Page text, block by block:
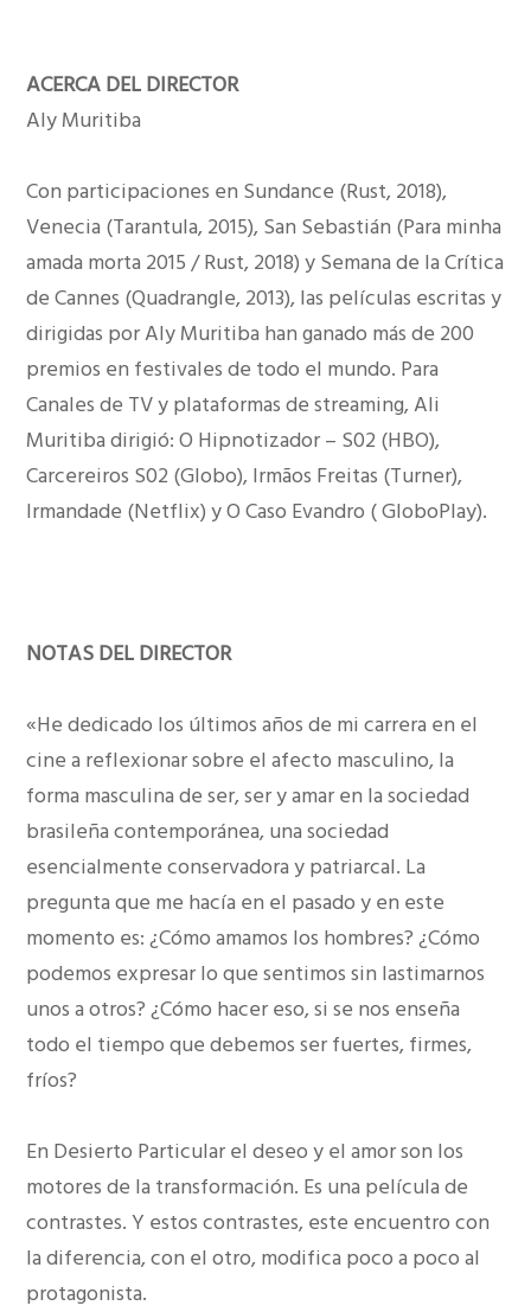
ACERCA DEL DIRECTOR
Aly Muritiba
Con participaciones en Sundance (Rust, 2018),
Venecia (Tarantula, 2015), San Sebastián (Para minha
amada morta 2015 / Rust, 2018) y Semana de la Crítica
de Cannes (Quadrangle, 2013), las películas escritas y
dirigidas por Aly Muritiba han ganado más de 200
premios en festivales de todo el mundo. Para
Canales de TV y plataformas de streaming, Ali
Muritiba dirigió: O Hipnotizador – S02 (HBO),
Carcereiros S02 (Globo), Irmãos Freitas (Turner),
Irmandade (Netflix) y O Caso Evandro ( GloboPlay).
NOTAS DEL DIRECTOR
«He dedicado los últimos años de mi carrera en el
cine a reflexionar sobre el afecto masculino, la
forma masculina de ser, ser y amar en la sociedad
brasileña contemporánea, una sociedad
esencialmente conservadora y patriarcal. La
pregunta que me hacía en el pasado y en este
momento es: ¿Cómo amamos los hombres? ¿Cómo
podemos expresar lo que sentimos sin lastimarnos
unos a otros? ¿Cómo hacer eso, si se nos enseña
todo el tiempo que debemos ser fuertes, firmes,
fríos?
En Desierto Particular el deseo y el amor son los
motores de la transformación. Es una película de
contrastes. Y estos contrastes, este encuentro con
la diferencia, con el otro, modifica poco a poco al
protagonista.